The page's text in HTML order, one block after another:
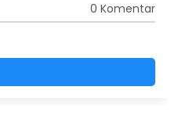
0 Komentar